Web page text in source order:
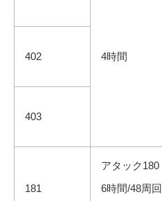
4時間
402
403
181
アタック180
6時間/48周回